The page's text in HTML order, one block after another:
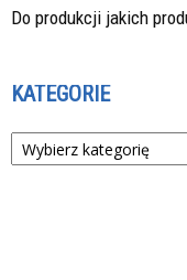
Do produkcji jakich
KATEGORIE
Kategorie